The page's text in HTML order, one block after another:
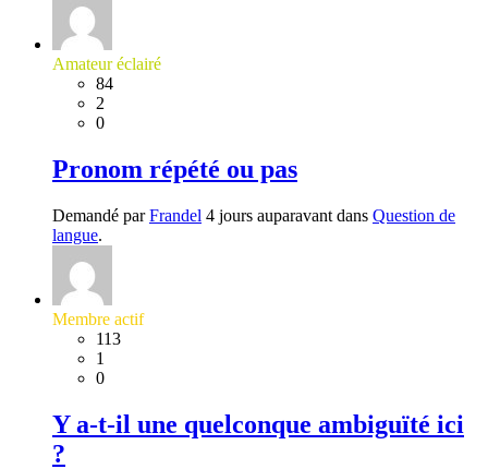
Amateur éclairé
84
2
0
Pronom répété ou pas
Demandé parFrandel 4 jours auparavant dans Question de
langue.
Membre actif
113
1
0
Y a-t-il une quelconque ambiguïté ici
?